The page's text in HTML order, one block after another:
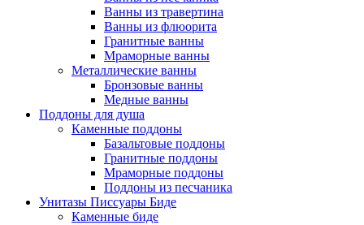
Ванны из травертина
Ванны из флюорита
Гранитные ванны
Мраморные ванны
Металлические ванны
Бронзовые ванны
Медные ванны
Поддоны для душа
Каменные поддоны
Базальтовые поддоны
Гранитные поддоны
Мраморные поддоны
Поддоны из песчаника
Унитазы Писсуары Биде
Каменные биде